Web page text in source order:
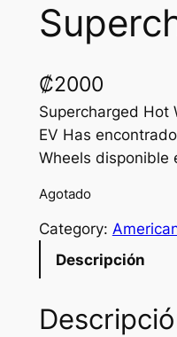
₡2000
Supercharged Hot
EV Has
Wheels disponible
Agotado
Category:
Descripción